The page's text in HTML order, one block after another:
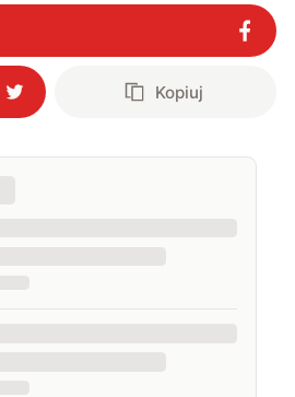
Kopiuj